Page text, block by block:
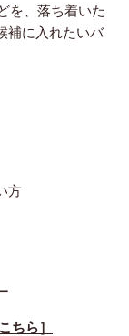
を、落ち着いた
補に入れたいバ
方
ちら］